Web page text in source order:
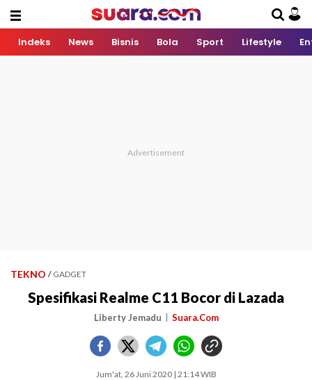
Indeks News Bisnis Bola Sport Lifestyle
TEKNO / GADGET
Spesifikasi Realme C11 Bocor di Lazada
Liberty Jemadu Suara.Com
Jum'at, 26 Juni 2020 | 21:14 WIB